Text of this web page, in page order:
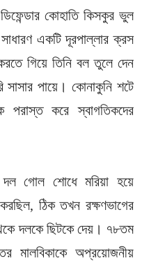
কোহাতি কিসকুর ভুল
সাধারণ একটি দূরপাল্লার ক্রস
গিয়ে তিনি বল তুলে দেন
সাসার পায়ে। কোনাকুনি শটে
পরাস্ত করে স্বাগতিকদের
দল গোল শোধে মরিয়া হয়ে
ঠিক তখন রক্ষণভাগের
দলকে ছিটকে দেয়। ৭৮তম
মালবিকাকে অপ্রয়োজনীয়